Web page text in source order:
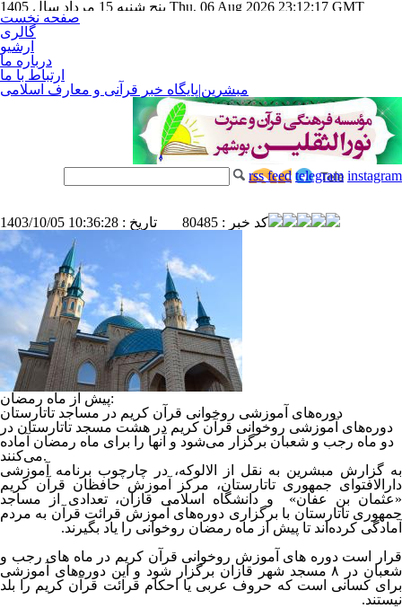
پنج شنبه 15 مرداد سال 1405 Thu, 06 Aug 2026 23:12:17 GMT
صفحه نخست
گالری
آرشیو
درباره ما
ارتباط با ما
مبشرین|پایگاه خبر قرآنی و معارف اسلامی
rss feed telegram instagram
کد خبر : 80485 تاریخ : 1403/10/05 10:36:28
پیش از ماه رمضان:
دوره‌های آموزشی روخوانی قرآن کریم در مساجد تاتارستان
دوره‌های آموزشی روخوانی قرآن کریم در هشت مسجد تاتارستان در
دو ماه رجب و شعبان برگزار می‌شود و آنها را برای ماه رمضان آماده
می‌کنند.
به گزارش مبشرین به نقل از الالوکه، در چارچوب برنامه آموزشی
دارالافتوای جمهوری تاتارستان، مرکز آموزش حافظان قرآن کریم
«عثمان بن عفان» و دانشگاه اسلامی قازان، تعدادی از مساجد
جمهوری تاتارستان با برگزاری دوره‌های آموزش قرائت قرآن به مردم
آمادگی کرده‌اند تا پیش از ماه رمضان روخوانی را یاد بگیرند.
قرار است دوره های آموزش روخوانی قرآن کریم در ماه های رجب و
شعبان در ۸ مسجد شهر قازان برگزار شود و این دوره‌های آموزشی
برای کسانی است که حروف عربی یا احکام قرائت قرآن کریم را بلد
نیستند.